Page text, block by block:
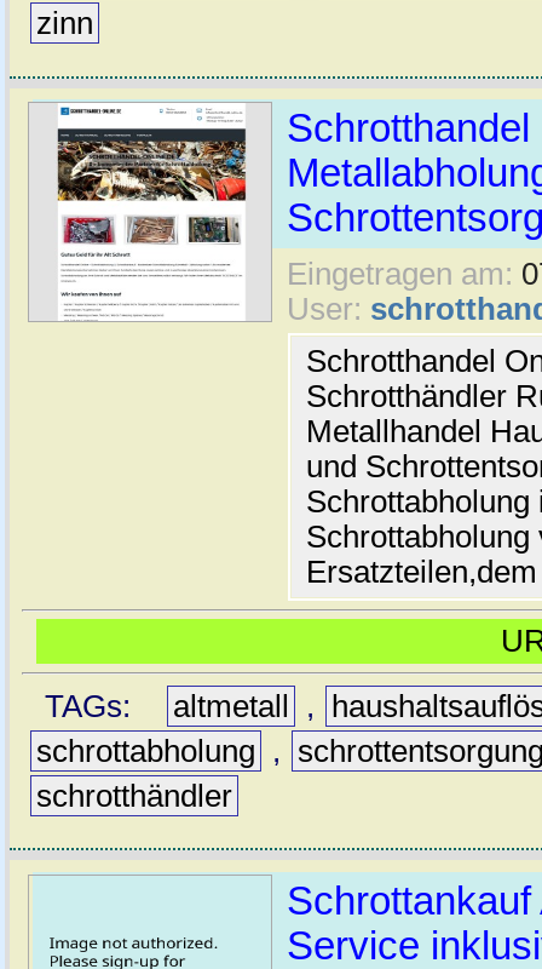
zinn
Schrotthandel
Eingetragen am:
User:
Schrotthandel
Schrotthändler
Metallhandel
und
Schrottabholung
TAGs:
altmetall ,
schrottabholung
,
schrotthändler
Schrottankauf
Service